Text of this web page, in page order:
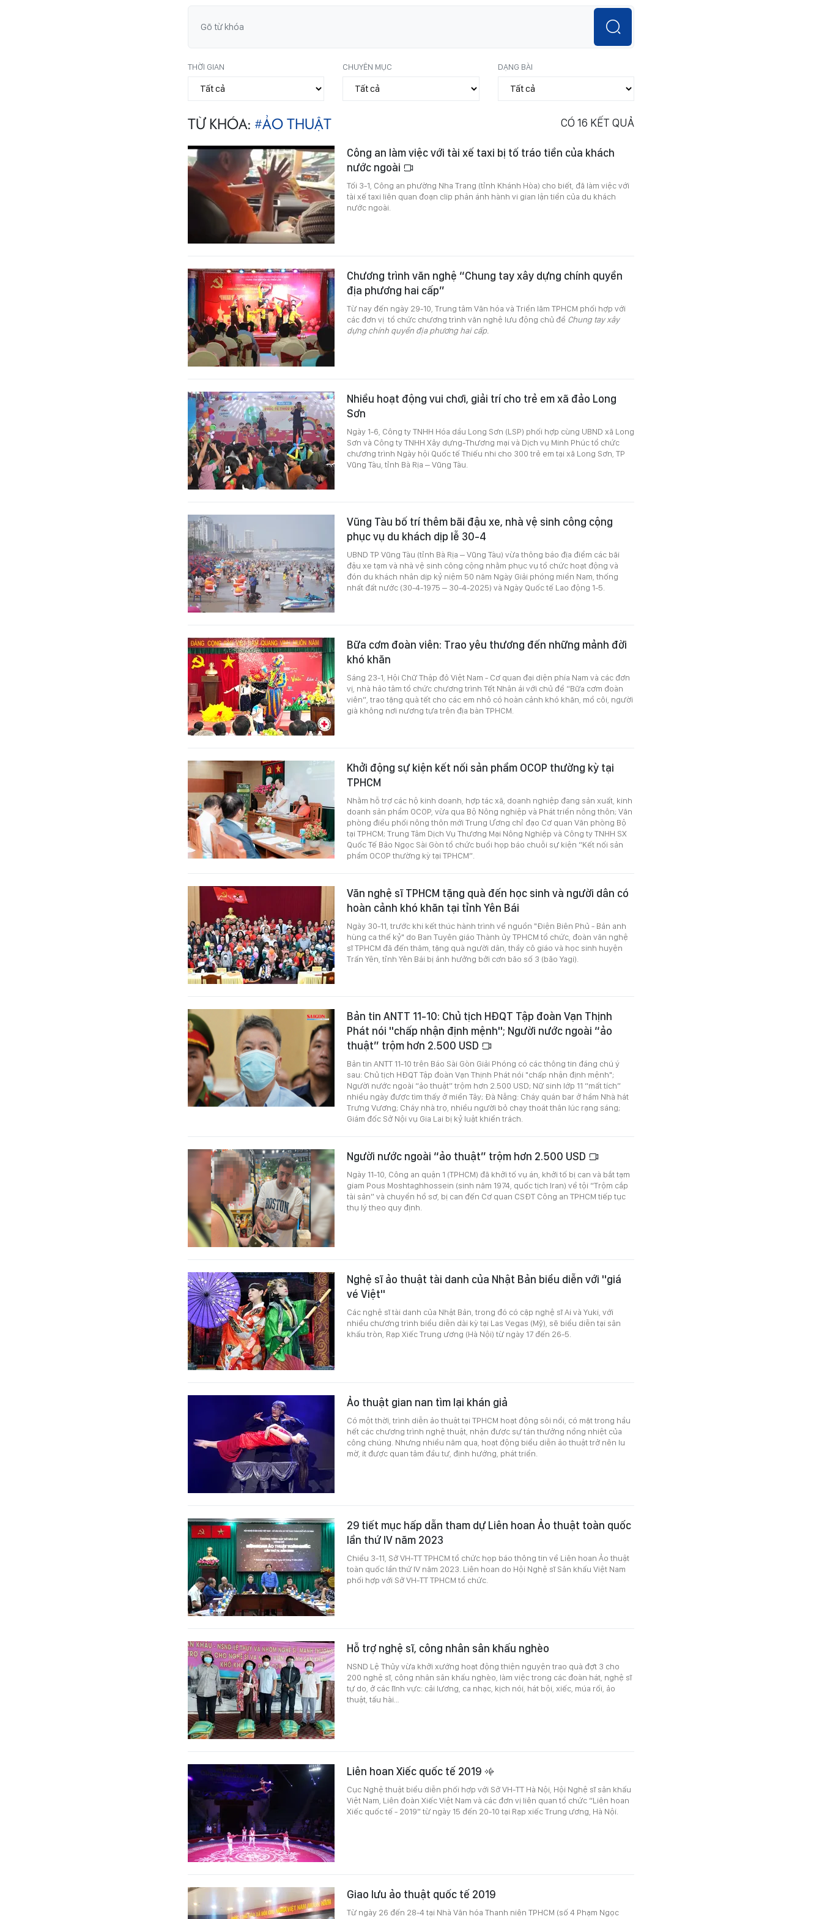
THỜI GIAN CHUYÊN MỤC DẠNG BÀI
TỪ KHÓA: #ẢO THUẬT CÓ 16 KẾT QUẢ
Công an làm việc với tài xế taxi bị tố tráo tiền của khách
nước ngoài
Tối 3-1, Công an phường Nha Trang (tỉnh Khánh Hòa) cho biết, đã làm việc với
tài xế taxi liên quan đoạn clip phản ánh hành vi gian lận tiền của du khách
nước ngoài.
Chương trình văn nghệ “Chung tay xây dựng chính quyền
địa phương hai cấp”
Từ nay đến ngày 29-10, Trung tâm Văn hóa và Triển lãm TPHCM phối hợp với
các đơn vị tổ chức chương trình văn nghệ lưu động chủ đề Chung tay xây
dựng chính quyền địa phương hai cấp.
Nhiều hoạt động vui chơi, giải trí cho trẻ em xã đảo Long
Sơn
Ngày 1-6, Công ty TNHH Hóa dầu Long Sơn (LSP) phối hợp cùng UBND xã Long
Sơn và Công ty TNHH Xây dựng-Thương mại và Dịch vụ Minh Phúc tổ chức
chương trình Ngày hội Quốc tế Thiếu nhi cho 300 trẻ em tại xã Long Sơn, TP
Vũng Tàu, tỉnh Bà Rịa – Vũng Tàu.
Vũng Tàu bố trí thêm bãi đậu xe, nhà vệ sinh công cộng
phục vụ du khách dịp lễ 30-4
UBND TP Vũng Tàu (tỉnh Bà Rịa – Vũng Tàu) vừa thông báo địa điểm các bãi
đậu xe tạm và nhà vệ sinh công cộng nhằm phục vụ tổ chức hoạt động và
đón du khách nhân dịp kỷ niệm 50 năm Ngày Giải phóng miền Nam, thống
nhất đất nước (30-4-1975 – 30-4-2025) và Ngày Quốc tế Lao động 1-5.
Bữa cơm đoàn viên: Trao yêu thương đến những mảnh đời
khó khăn
Sáng 23-1, Hội Chữ Thập đỏ Việt Nam - Cơ quan đại diện phía Nam và các đơn
vị, nhà hảo tâm tổ chức chương trình Tết Nhân ái với chủ đề “Bữa cơm đoàn
viên”, trao tặng quà tết cho các em nhỏ có hoàn cảnh khó khăn, mồ côi, người
già không nơi nương tựa trên địa bàn TPHCM.
Khởi động sự kiện kết nối sản phẩm OCOP thường kỳ tại
TPHCM
Nhằm hỗ trợ các hộ kinh doanh, hợp tác xã, doanh nghiệp đang sản xuất, kinh
doanh sản phẩm OCOP, vừa qua Bộ Nông nghiệp và Phát triển nông thôn; Văn
phòng điều phối nông thôn mới Trung Ương chỉ đạo Cơ quan Văn phòng Bộ
tại TPHCM; Trung Tâm Dịch Vụ Thương Mại Nông Nghiệp và Công ty TNHH SX
Quốc Tế Bảo Ngọc Sài Gòn tổ chức buổi họp báo chuỗi sự kiện “Kết nối sản
phẩm OCOP thường kỳ tại TPHCM”.
Văn nghệ sĩ TPHCM tặng quà đến học sinh và người dân có
hoàn cảnh khó khăn tại tỉnh Yên Bái
Ngày 30-11, trước khi kết thúc hành trình về nguồn "Điện Biên Phủ - Bản anh
hùng ca thế kỷ" do Ban Tuyên giáo Thành ủy TPHCM tổ chức, đoàn văn nghệ
sĩ TPHCM đã đến thăm, tặng quà người dân, thầy cô giáo và học sinh huyện
Trấn Yên, tỉnh Yên Bái bị ảnh hưởng bởi cơn bão số 3 (bão Yagi).
Bản tin ANTT 11-10: Chủ tịch HĐQT Tập đoàn Vạn Thịnh
Phát nói "chấp nhận định mệnh"; Người nước ngoài “ảo
thuật” trộm hơn 2.500 USD
Bản tin ANTT 11-10 trên Báo Sài Gòn Giải Phóng có các thông tin đáng chú ý
sau: Chủ tịch HĐQT Tập đoàn Vạn Thịnh Phát nói "chấp nhận định mệnh";
Người nước ngoài “ảo thuật” trộm hơn 2.500 USD; Nữ sinh lớp 11 “mất tích”
nhiều ngày được tìm thấy ở miền Tây; Đà Nẵng: Cháy quán bar ở hầm Nhà hát
Trưng Vương; Cháy nhà trọ, nhiều người bỏ chạy thoát thân lúc rạng sáng;
Giám đốc Sở Nội vụ Gia Lai bị kỷ luật khiển trách.
Người nước ngoài “ảo thuật” trộm hơn 2.500 USD
Ngày 11-10, Công an quận 1 (TPHCM) đã khởi tố vụ án, khởi tố bị can và bắt tạm
giam Pous Moshtaghhossein (sinh năm 1974, quốc tịch Iran) về tội “Trộm cắp
tài sản” và chuyển hồ sơ, bị can đến Cơ quan CSĐT Công an TPHCM tiếp tục
thụ lý theo quy định.
Nghệ sĩ ảo thuật tài danh của Nhật Bản biểu diễn với "giá
vé Việt"
Các nghệ sĩ tài danh của Nhật Bản, trong đó có cặp nghệ sĩ Ai và Yuki, với
nhiều chương trình biểu diễn dài kỳ tại Las Vegas (Mỹ), sẽ biểu diễn tại sân
khấu tròn, Rạp Xiếc Trung ương (Hà Nội) từ ngày 17 đến 26-5.
Ảo thuật gian nan tìm lại khán giả
Có một thời, trình diễn ảo thuật tại TPHCM hoạt động sôi nổi, có mặt trong hầu
hết các chương trình nghệ thuật, nhận được sự tán thưởng nồng nhiệt của
công chúng. Nhưng nhiều năm qua, hoạt động biểu diễn ảo thuật trở nên lu
mờ, ít được quan tâm đầu tư, định hướng, phát triển.
29 tiết mục hấp dẫn tham dự Liên hoan Ảo thuật toàn quốc
lần thứ IV năm 2023
Chiều 3-11, Sở VH-TT TPHCM tổ chức họp báo thông tin về Liên hoan Ảo thuật
toàn quốc lần thứ IV năm 2023. Liên hoan do Hội Nghệ sĩ Sân khấu Việt Nam
phối hợp với Sở VH-TT TPHCM tổ chức.
Hỗ trợ nghệ sĩ, công nhân sân khấu nghèo
NSND Lệ Thủy vừa khởi xướng hoạt động thiện nguyện trao quà đợt 3 cho
200 nghệ sĩ, công nhân sân khấu nghèo, làm việc trong các đoàn hát, nghệ sĩ
tự do, ở các lĩnh vực: cải lương, ca nhạc, kịch nói, hát bội, xiếc, múa rối, ảo
thuật, tấu hài…
Liên hoan Xiếc quốc tế 2019
Cục Nghệ thuật biểu diễn phối hợp với Sở VH-TT Hà Nội, Hội Nghệ sĩ sân khấu
Việt Nam, Liên đoàn Xiếc Việt Nam và các đơn vị liên quan tổ chức “Liên hoan
Xiếc quốc tế - 2019” từ ngày 15 đến 20-10 tại Rạp xiếc Trung ương, Hà Nội.
Giao lưu ảo thuật quốc tế 2019
Từ ngày 26 đến 28-4 tại Nhà Văn hóa Thanh niên TPHCM (số 4 Phạm Ngọc